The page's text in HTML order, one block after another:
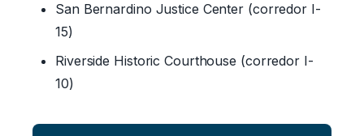
San Bernardino Justice Center (corredor I-
15)
Riverside Historic Courthouse (corredor I-
10)